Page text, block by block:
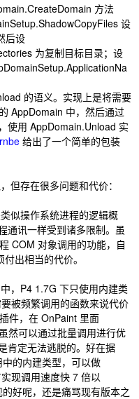
方法
设
后设
为复制目标目录；设
的语义。实现上是将需要
AppDomain 中，然后通过
使用 AppDomain.Unload 实
给出了一个简单的包装
但存在很多问题和代价：
似操作系统进程的逻辑概
通讯一样受到诸多限制。虽
COM 对象调用的功能，自
出相当的代价。
，P4 1.7G 下只使用内建类
被频繁调用的函数来说代价
件，在 OnPaint 里面
然可以通过批量调用进行优
肯定无法逃脱的。好在据
的内建类型，可以做
现调用速度快 7 倍以
好呢，还是痛骂现有版本之